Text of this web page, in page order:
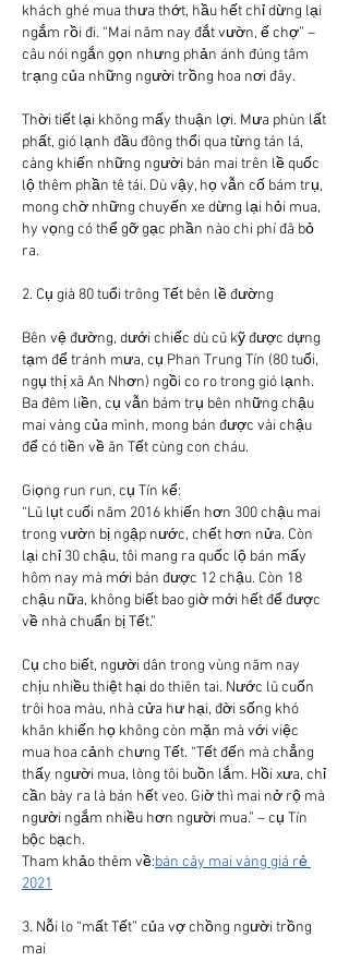
khách ghé mua thưa thớt, hầu hết chỉ dừng lại
ngắm rồi đi. “Mai năm nay đắt vườn, ế chợ” –
câu nói ngắn gọn nhưng phản ánh đúng tâm
trạng của những người trồng hoa nơi đây.
Thời tiết lại không mấy thuận lợi. Mưa phùn lất
phất, gió lạnh đầu đông thổi qua từng tán lá,
càng khiến những người bán mai trên lề quốc
lộ thêm phần tê tái. Dù vậy, họ vẫn cố bám trụ,
mong chờ những chuyến xe dừng lại hỏi mua,
hy vọng có thể gỡ gạc phần nào chi phí đã bỏ
ra.
2. Cụ già 80 tuổi trông Tết bên lề đường
Bên vệ đường, dưới chiếc dù cũ kỹ được dựng
tạm để tránh mưa, cụ Phan Trung Tín (80 tuổi,
ngụ thị xã An Nhơn) ngồi co ro trong gió lạnh.
Ba đêm liền, cụ vẫn bám trụ bên những chậu
mai vàng của mình, mong bán được vài chậu
để có tiền về ăn Tết cùng con cháu.
Giọng run run, cụ Tín kể:
“Lũ lụt cuối năm 2016 khiến hơn 300 chậu mai
trong vườn bị ngập nước, chết hơn nửa. Còn
lại chỉ 30 chậu, tôi mang ra quốc lộ bán mấy
hôm nay mà mới bán được 12 chậu. Còn 18
chậu nữa, không biết bao giờ mới hết để được
về nhà chuẩn bị Tết.”
Cụ cho biết, người dân trong vùng năm nay
chịu nhiều thiệt hại do thiên tai. Nước lũ cuốn
trôi hoa màu, nhà cửa hư hại, đời sống khó
khăn khiến họ không còn mặn mà với việc
mua hoa cảnh chưng Tết. “Tết đến mà chẳng
thấy người mua, lòng tôi buồn lắm. Hồi xưa, chỉ
cần bày ra là bán hết veo. Giờ thì mai nở rộ mà
người ngắm nhiều hơn người mua.” – cụ Tín
bộc bạch.
Tham khảo thêm về:bán cây mai vàng giá rẻ
2021
3. Nỗi lo “mất Tết” của vợ chồng người trồng
mai